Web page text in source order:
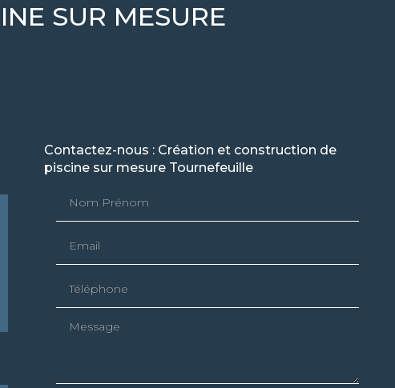
SUR MESURE
Contactez-nous : Création et construction de
piscine sur mesure Tournefeuille
Message